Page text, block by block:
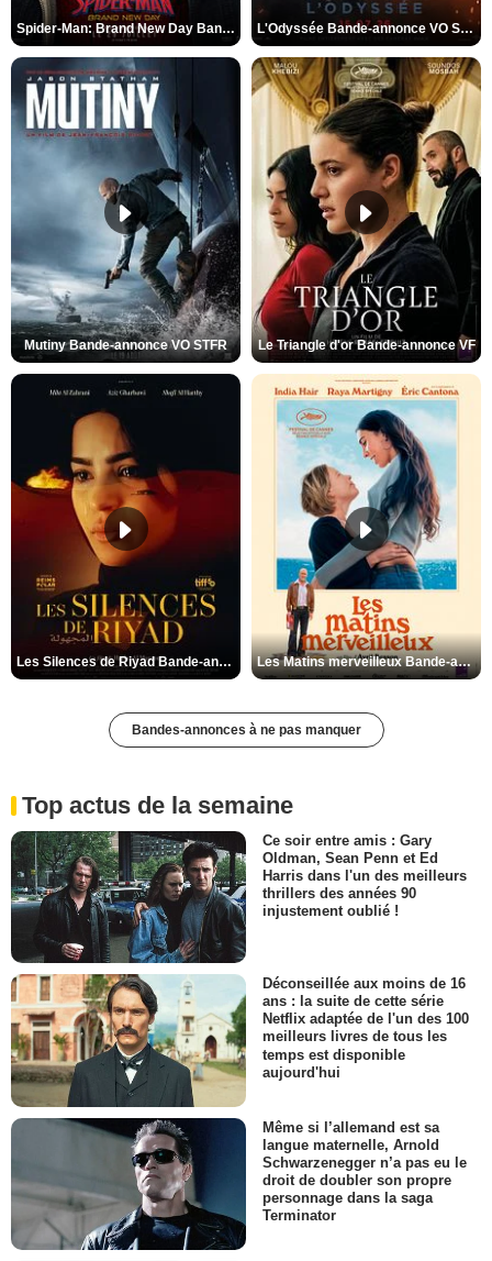
Spider-Man: Brand New Day Bande-annonce VO STFR L'Odyssée Bande-annonce VO STFR
Mutiny Bande-annonce VO STFR Le Triangle d'or Bande-annonce VF
Les Silences de Riyad Bande-annonce VO STFR Les Matins merveilleux Bande-annonce VF
Bandes-annonces à ne pas manquer
Top actus de la semaine
Ce soir entre amis : Gary
Oldman, Sean Penn et Ed
Harris dans l'un des meilleurs
thrillers des années 90
injustement oublié !
Déconseillée aux moins de 16
ans : la suite de cette série
Netflix adaptée de l'un des 100
meilleurs livres de tous les
temps est disponible
aujourd'hui
Même si l’allemand est sa
langue maternelle, Arnold
Schwarzenegger n’a pas eu le
droit de doubler son propre
personnage dans la saga
Terminator